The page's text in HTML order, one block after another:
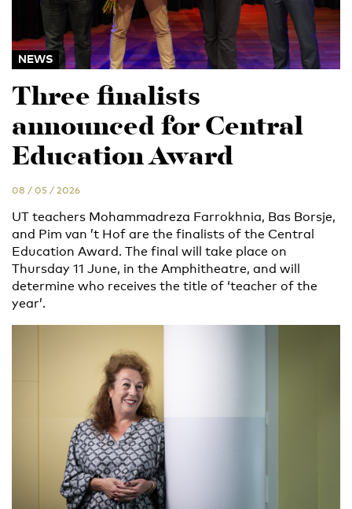
NEWS
Three finalists
announced for Central
Education Award
08 / 05 / 2026
UT teachers Mohammadreza Farrokhnia, Bas Borsje,
and Pim van ’t Hof are the finalists of the Central
Education Award. The final will take place on
Thursday 11 June, in the Amphitheatre, and will
determine who receives the title of ‘teacher of the
year’.